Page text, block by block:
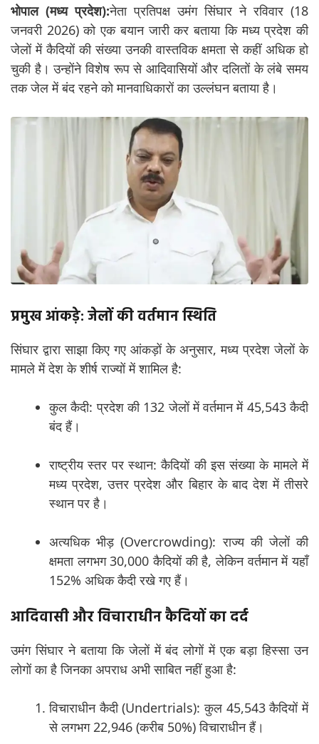
भोपाल (मध्य प्रदेश):नेता प्रतिपक्ष उमंग सिंघार ने रविवार (18
जनवरी 2026) को एक बयान जारी कर बताया कि मध्य प्रदेश की
जेलों में कैदियों की संख्या उनकी वास्तविक क्षमता से कहीं अधिक हो
चुकी है। उन्होंने विशेष रूप से आदिवासियों और दलितों के लंबे समय
तक जेल में बंद रहने को मानवाधिकारों का उल्लंघन बताया है।
प्रमुख आंकड़े: जेलों की वर्तमान स्थिति
सिंघार द्वारा साझा किए गए आंकड़ों के अनुसार, मध्य प्रदेश जेलों के
मामले में देश के शीर्ष राज्यों में शामिल है:
कुल कैदी: प्रदेश की 132 जेलों में वर्तमान में 45,543 कैदी
बंद हैं।
राष्ट्रीय स्तर पर स्थान: कैदियों की इस संख्या के मामले में
मध्य प्रदेश, उत्तर प्रदेश और बिहार के बाद देश में तीसरे
स्थान पर है।
अत्यधिक भीड़ (Overcrowding): राज्य की जेलों की
क्षमता लगभग 30,000 कैदियों की है, लेकिन वर्तमान में यहाँ
152% अधिक कैदी रखे गए हैं।
आदिवासी और विचाराधीन कैदियों का दर्द
उमंग सिंघार ने बताया कि जेलों में बंद लोगों में एक बड़ा हिस्सा उन
लोगों का है जिनका अपराध अभी साबित नहीं हुआ है:
विचाराधीन कैदी (Undertrials): कुल 45,543 कैदियों में
से लगभग 22,946 (करीब 50%) विचाराधीन हैं।